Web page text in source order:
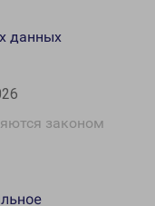
законом
данных